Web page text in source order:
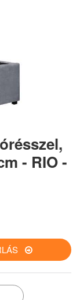
- RIO -